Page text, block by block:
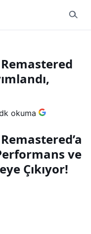
okuma
ve
Çıkıyor!